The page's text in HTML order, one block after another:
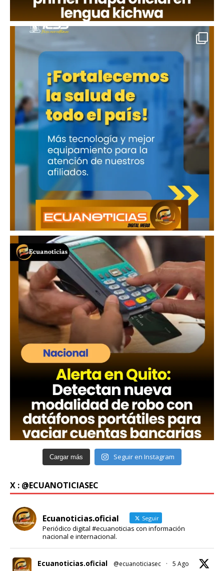
Cargar más Seguir en Instagram
X : @ECUANOTICIASEC
Ecuanoticias.oficial Seguir
Periódico digital #ecuanoticias con información
nacional e internacional.
Ecuanoticias.oficial @ecuanoticiasec · 5 Ago